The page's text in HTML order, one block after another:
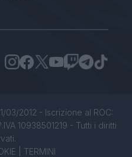
03/2012 - Iscrizione al ROC:
10938501219 - Tutti i diritti
TERMINI